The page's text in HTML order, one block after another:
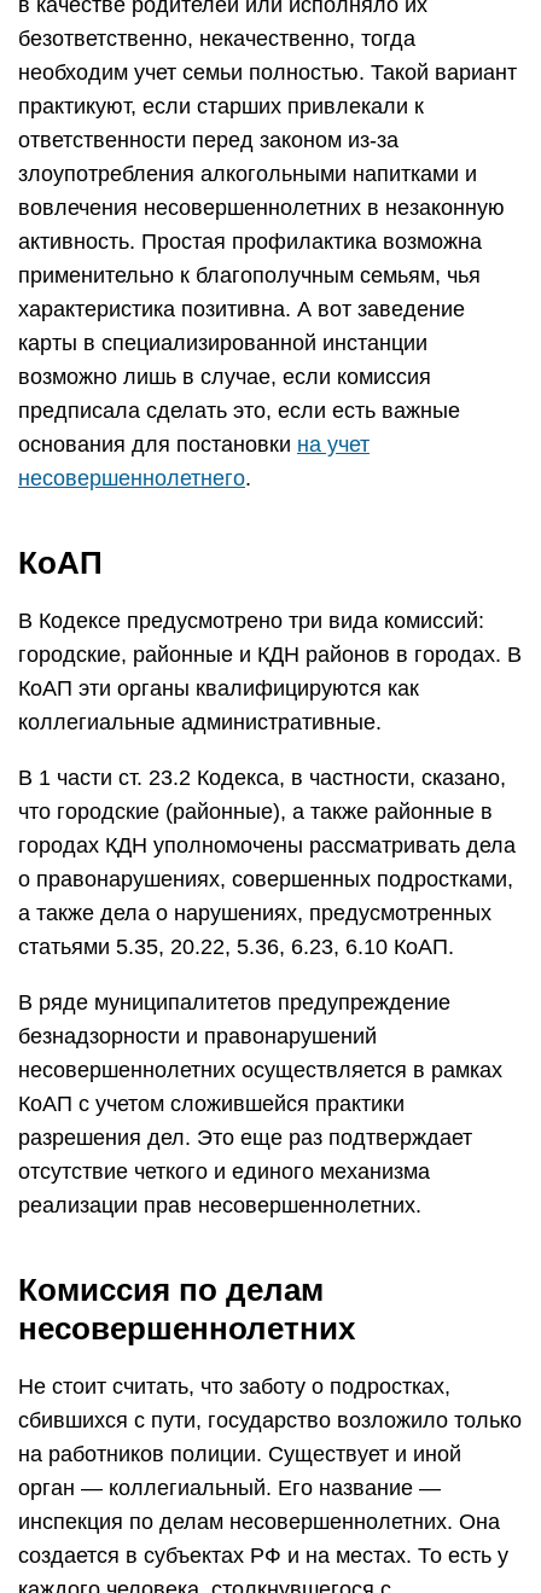
в качестве родителей или исполняло их
безответственно, некачественно, тогда
необходим учет семьи полностью. Такой вариант
практикуют, если старших привлекали к
ответственности перед законом из-за
злоупотребления алкогольными напитками и
вовлечения несовершеннолетних в незаконную
активность. Простая профилактика возможна
применительно к благополучным семьям, чья
характеристика позитивна. А вот заведение
карты в специализированной инстанции
возможно лишь в случае, если комиссия
предписала сделать это, если есть важные
основания для постановки на учет
несовершеннолетнего.
КоАП
В Кодексе предусмотрено три вида комиссий:
городские, районные и КДН районов в городах. В
КоАП эти органы квалифицируются как
коллегиальные административные.
В 1 части ст. 23.2 Кодекса, в частности, сказано,
что городские (районные), а также районные в
городах КДН уполномочены рассматривать дела
о правонарушениях, совершенных подростками,
а также дела о нарушениях, предусмотренных
статьями 5.35, 20.22, 5.36, 6.23, 6.10 КоАП.
В ряде муниципалитетов предупреждение
безнадзорности и правонарушений
несовершеннолетних осуществляется в рамках
КоАП с учетом сложившейся практики
разрешения дел. Это еще раз подтверждает
отсутствие четкого и единого механизма
реализации прав несовершеннолетних.
Комиссия по делам
несовершеннолетних
Не стоит считать, что заботу о подростках,
сбившихся с пути, государство возложило только
на работников полиции. Существует и иной
орган — коллегиальный. Его название —
инспекция по делам несовершеннолетних. Она
создается в субъектах РФ и на местах. То есть у